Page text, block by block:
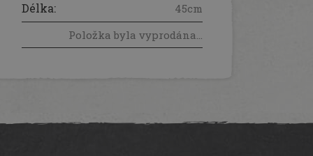
Délka:
45cm
Položka byla vyprodána…